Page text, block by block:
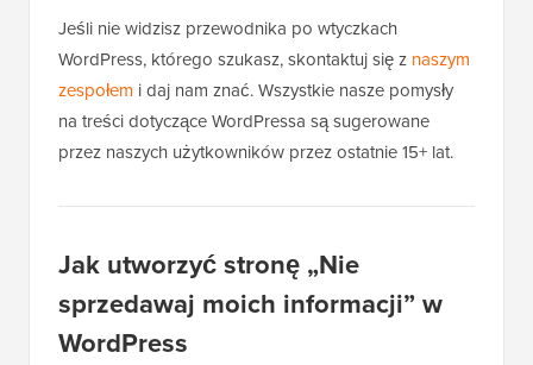
Jeśli nie widzisz przewodnika po wtyczkach
WordPress, którego szukasz, skontaktuj się z naszym
zespołem i daj nam znać. Wszystkie nasze pomysły
na treści dotyczące WordPressa są sugerowane
przez naszych użytkowników przez ostatnie 15+ lat.
Jak utworzyć stronę „Nie
sprzedawaj moich informacji” w
WordPress